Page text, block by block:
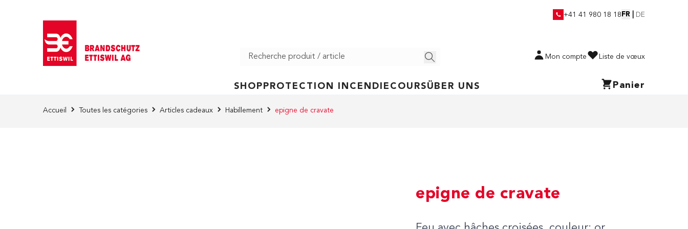
+41 41 980 18 18 FR DE
Mon compte Liste de vœux
SHOP PROTECTION INCENDIE COURSÜBER UNS Panier
Accueil Toutes les catégories Articles cadeaux Habillement epigne de cravate
epigne de cravate